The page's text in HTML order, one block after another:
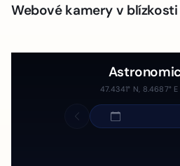
Webové kamery v blízkosti
47.4341° N, 8.4687°